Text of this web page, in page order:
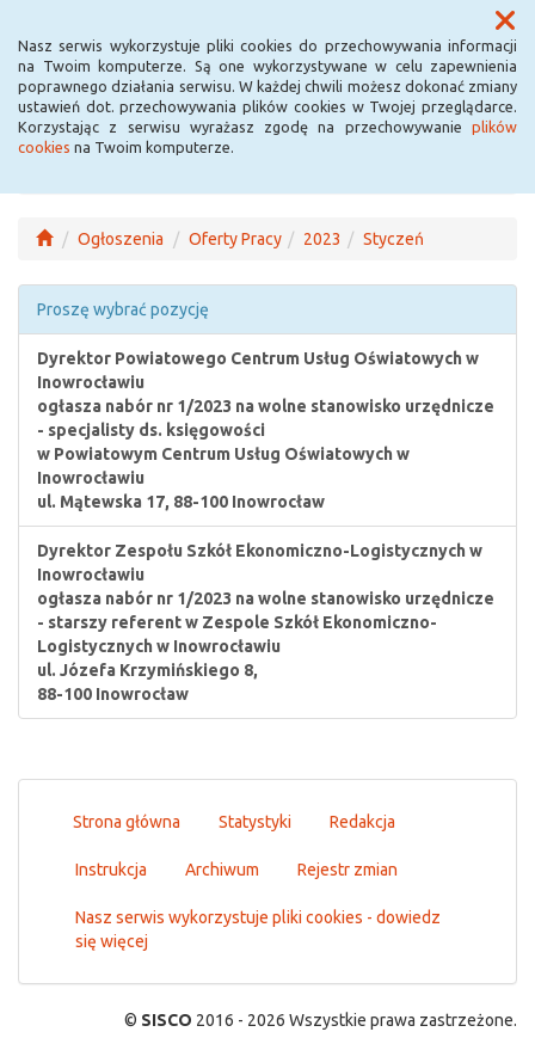
Nasz serwis wykorzystuje pliki cookies do przechowywania informacji
na Twoim komputerze. Są one wykorzystywane w celu zapewnienia
poprawnego działania serwisu. W każdej chwili możesz dokonać zmiany
ustawień dot. przechowywania plików cookies w Twojej przeglądarce.
Korzystając z serwisu wyrażasz zgodę na przechowywanie plików
cookies na Twoim komputerze.
Menu
Ogłoszenia Oferty Pracy 2023 Styczeń
Proszę wybrać pozycję
Dyrektor Powiatowego Centrum Usług Oświatowych w
Inowrocławiu
ogłasza nabór nr 1/2023 na wolne stanowisko urzędnicze
- specjalisty ds. księgowości
w Powiatowym Centrum Usług Oświatowych w
Inowrocławiu
ul. Mątewska 17, 88-100 Inowrocław
Dyrektor Zespołu Szkół Ekonomiczno-Logistycznych w
Inowrocławiu
ogłasza nabór nr 1/2023 na wolne stanowisko urzędnicze
- starszy referent w Zespole Szkół Ekonomiczno-
Logistycznych w Inowrocławiu
ul. Józefa Krzymińskiego 8,
88-100 Inowrocław
Strona główna Statystyki Redakcja
Instrukcja Archiwum Rejestr zmian
Nasz serwis wykorzystuje pliki cookies - dowiedz
się więcej
© SISCO 2016 - 2026 Wszystkie prawa zastrzeżone.